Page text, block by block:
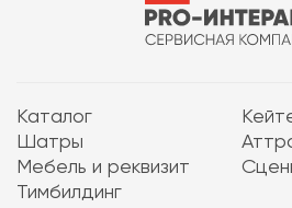
Каталог
Шатры
Мебель и реквизит
Тимбилдинг